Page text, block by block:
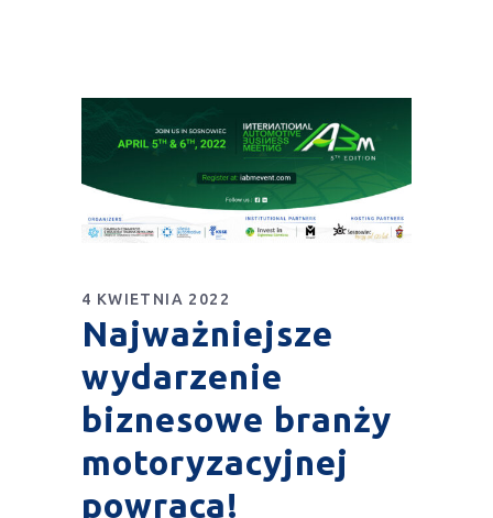
4 KWIETNIA 2022
Najważniejsze
wydarzenie
biznesowe branży
motoryzacyjnej
powraca!